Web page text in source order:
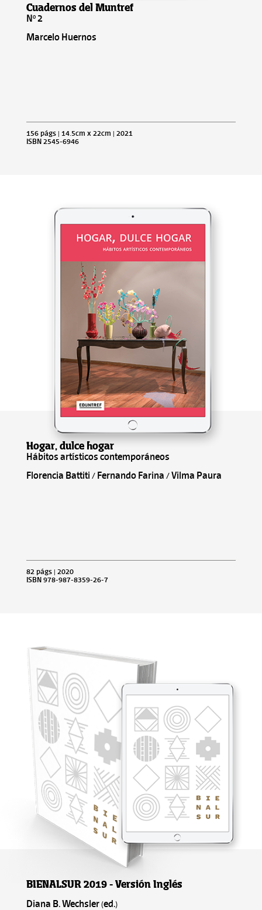
Cuadernos del Muntref
Nº 2
Marcelo Huernos
156 págs | 14.5cm x 22cm | 2021
ISBN 2545-6946
Hogar, dulce hogar
Hábitos artísticos contemporáneos
Florencia Battiti / Fernando Farina / Vilma Paura
82 págs | 2020
ISBN 978-987-8359-26-7
BIENALSUR 2019 - Versión Inglés
Diana B. Wechsler (ed.)